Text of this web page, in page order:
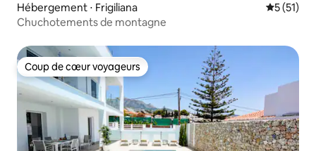
Hébergement ⋅ Frigiliana
5 (51)
Chuchotements de montagne
Coup de cœur voyageurs
Coup de cœur voyageurs